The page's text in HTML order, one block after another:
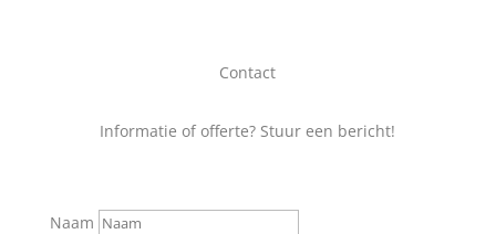
Contact
Informatie of offerte? Stuur een bericht!
Naam